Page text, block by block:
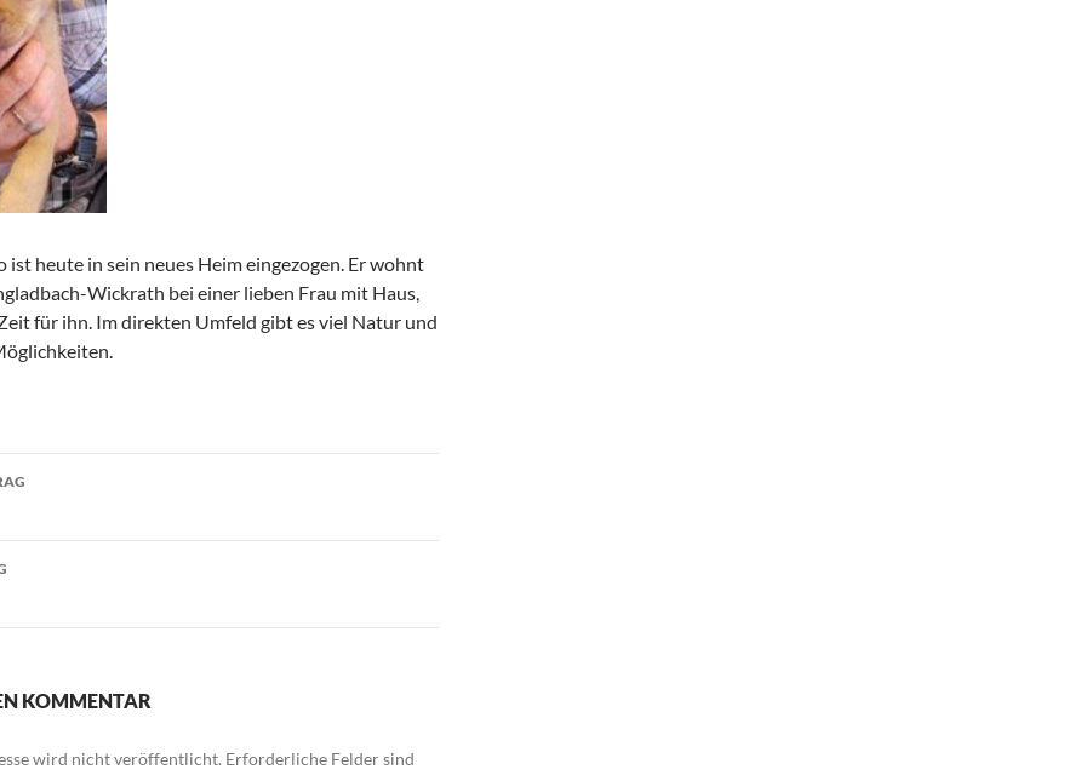
ist heute in sein neues Heim eingezogen. Er wohnt
Wickrath bei einer lieben Frau mit Haus,
für ihn. Im direkten Umfeld gibt es viel Natur und
KOMMENTAR
wird nicht veröffentlicht. Erforderliche Felder sind